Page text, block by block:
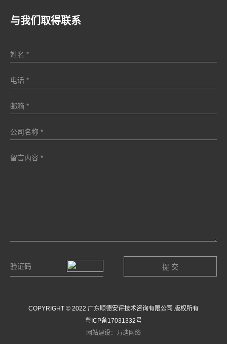
与我们取得联系
COPYRIGHT © 2022 广东顺德安评技术咨询有限公司 版权所有
粤ICP备17031332号
网站建设：万迪网络